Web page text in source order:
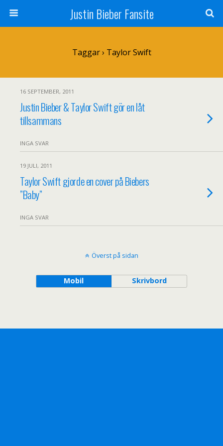
Justin Bieber Fansite
Taggar › Taylor Swift
16 SEPTEMBER, 2011
Justin Bieber & Taylor Swift gör en låt
tillsammans
INGA SVAR
19 JULI, 2011
Taylor Swift gjorde en cover på Biebers
”Baby”
INGA SVAR
Överst på sidan
Mobil Skrivbord